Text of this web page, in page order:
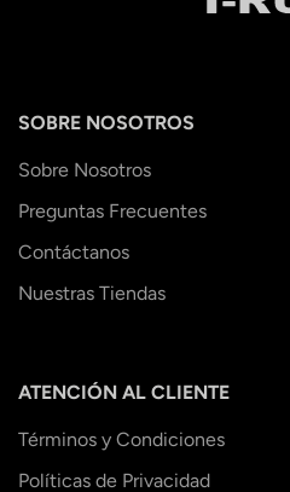
SOBRE NOSOTROS
Sobre Nosotros
Preguntas Frecuentes
Contáctanos
Nuestras Tiendas
ATENCIÓN AL CLIENTE
Términos y Condiciones
Políticas de Privacidad